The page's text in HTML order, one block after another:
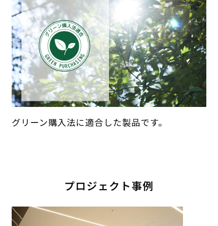
グリーン購入法に適合した製品です。
プロジェクト事例